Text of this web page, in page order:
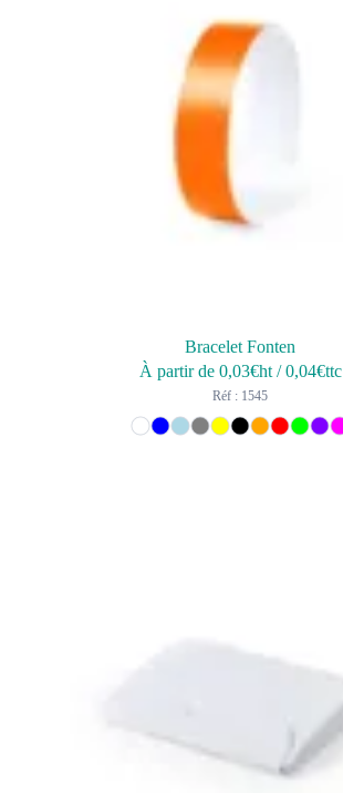
Bracelet Fonten
À partir de 0,03€ht/0,04€ttc
Réf : 1545